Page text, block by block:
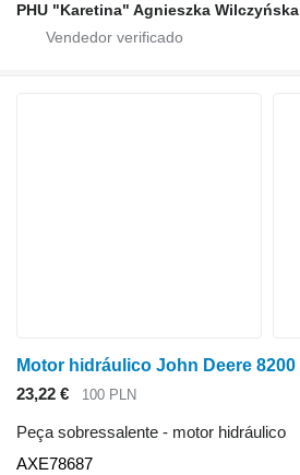
PHU "Karetina" Agnieszka Wilczyńska
23,22 € 100 PLN
Peça sobressalente - motor hidráulico
AXE78687